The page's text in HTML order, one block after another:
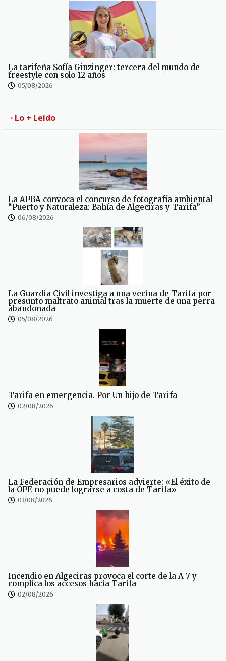
La tarifeña Sofía Ginzinger: tercera del mundo de
freestyle con solo 12 años
05/08/2026
· Lo + Leído
La APBA convoca el concurso de fotografía ambiental
“Puerto y Naturaleza: Bahía de Algeciras y Tarifa”
06/08/2026
La Guardia Civil investiga a una vecina de Tarifa por
presunto maltrato animal tras la muerte de una perra
abandonada
05/08/2026
Tarifa en emergencia. Por Un hijo de Tarifa
02/08/2026
La Federación de Empresarios advierte: «El éxito de
la OPE no puede lograrse a costa de Tarifa»
03/08/2026
Incendio en Algeciras provoca el corte de la A-7 y
complica los accesos hacia Tarifa
02/08/2026